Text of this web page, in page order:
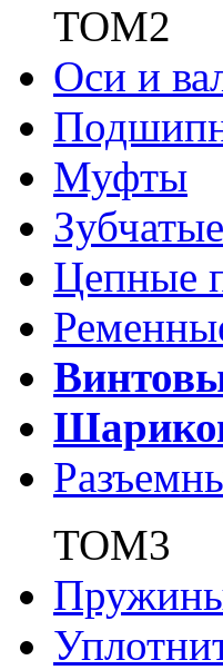
ТОМ2
Оси и
Муфты
Зубчатые
Цепные
ТОМ3